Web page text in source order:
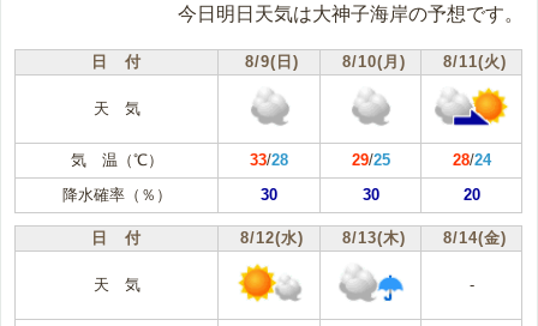
今日明日天気は大神子海岸の予想です。
日 付 8/9(日) 8/10(月) 8/11(火)
天 気
気 温（℃） 33/28 29/25 28/24
降水確率（％）
30 30 20
日 付 8/12(水) 8/13(木) 8/14(金)
天 気 -